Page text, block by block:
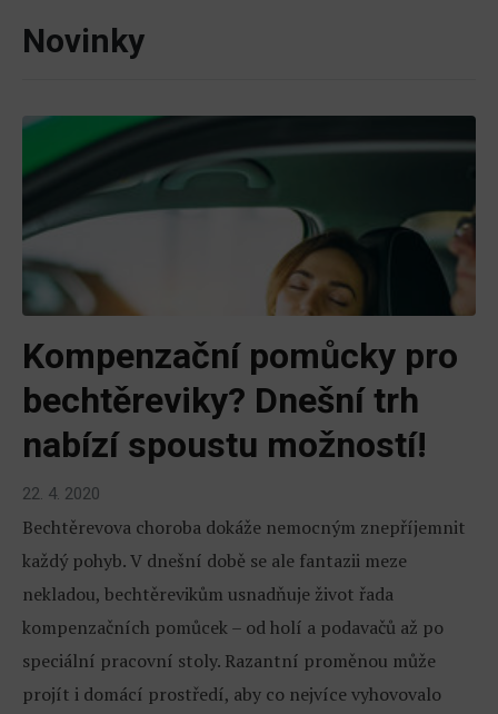
Novinky
Kompenzační pomůcky pro
bechtěreviky? Dnešní trh
nabízí spoustu možností!
22. 4. 2020
Bechtěrevova choroba dokáže nemocným znepříjemnit
každý pohyb. V dnešní době se ale fantazii meze
nekladou, bechtěrevikům usnadňuje život řada
kompenzačních pomůcek – od holí a podavačů až po
speciální pracovní stoly. Razantní proměnou může
projít i domácí prostředí, aby co nejvíce vyhovovalo